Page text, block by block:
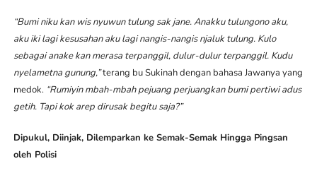
“Bumi niku kan wis nyuwun tulung sak jane. Anakku tulungono aku,
aku iki lagi kesusahan aku lagi nangis-nangis njaluk tulung. Kulo
sebagai anake kan merasa terpanggil, dulur-dulur terpanggil. Kudu
nyelametna gunung,”terang bu Sukinah dengan bahasa Jawanya yang
medok. “Rumiyin mbah-mbah pejuang perjuangkan bumi pertiwi adus
getih. Tapi kok arep dirusak begitu saja?”
Dipukul, Diinjak, Dilemparkan ke Semak-Semak Hingga Pingsan
oleh Polisi